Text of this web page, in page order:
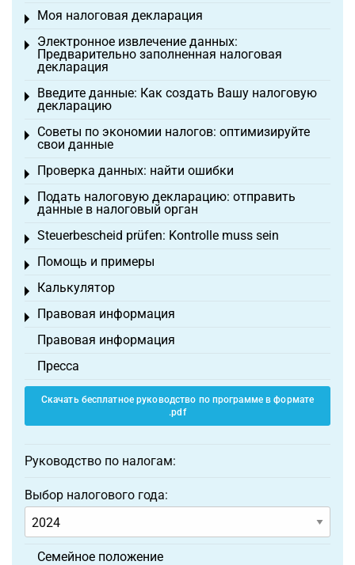
Моя налоговая декларация
Toggle menu
Электронное извлечение данных:
Предварительно заполненная налоговая
декларация
Toggle menu
Введите данные: Как создать Вашу налоговую
декларацию
Toggle menu
Советы по экономии налогов: оптимизируйте
свои данные
Toggle menu
Проверка данных: найти ошибки
Toggle menu
Подать налоговую декларацию: отправить
данные в налоговый орган
Toggle menu
Steuerbescheid prüfen: Kontrolle muss sein
Toggle menu
Помощь и примеры
Toggle menu
Калькулятор
Toggle menu
Правовая информация
Toggle menu
Правовая информация
Пресса
Скачать бесплатное руководство по программе в формате
.pdf
Руководство по налогам:
Выбор налогового года:
Семейное положение